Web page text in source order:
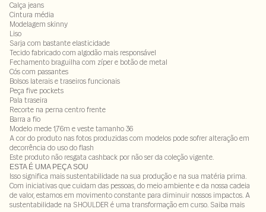
Calça jeans
Cintura média
Modelagem skinny
Liso
Sarja com bastante elasticidade
Tecido fabricado com algodão mais responsável
Fechamento braguilha com zíper e botão de metal
Cós com passantes
Bolsos laterais e traseiros funcionais
Peça five pockets
Pala traseira
Recorte na perna centro frente
Barra a fio
Modelo mede 1,76m e veste tamanho 36
A cor do produto nas fotos produzidas com modelos pode sofrer alteração em
decorrência do uso do flash
Este produto não resgata cashback por não ser da coleção vigente.
ESTA É UMA PEÇA SOU
Isso significa mais sustentabilidade na sua produção e na sua matéria prima.
Com iniciativas que cuidam das pessoas, do meio ambiente e da nossa cadeia
de valor, estamos em movimento constante para diminuir nossos impactos. A
sustentabilidade na SHOULDER é uma transformação em curso. Saiba mais